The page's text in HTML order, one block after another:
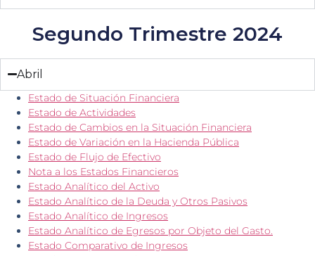
Segundo Trimestre 2024
Abril
Estado de Situación Financiera
Estado de Actividades
Estado de Cambios en la Situación Financiera
Estado de Variación en la Hacienda Pública
Estado de Flujo de Efectivo
Nota a los Estados Financieros
Estado Analítico del Activo
Estado Analítico de la Deuda y Otros Pasivos
Estado Analítico de Ingresos
Estado Analítico de Egresos por Objeto del Gasto.
Estado Comparativo de Ingresos